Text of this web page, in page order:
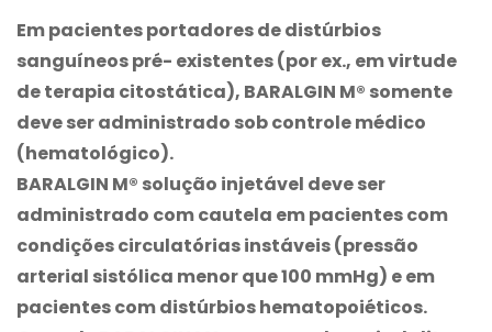
Em pacientes portadores de distúrbios
sanguíneos pré- existentes (por ex., em virtude
de terapia citostática), BARALGIN M® somente
deve ser administrado sob controle médico
(hematológico).
BARALGIN M® solução injetável deve ser
administrado com cautela em pacientes com
condições circulatórias instáveis (pressão
arterial sistólica menor que 100 mmHg) e em
pacientes com distúrbios hematopoiéticos.